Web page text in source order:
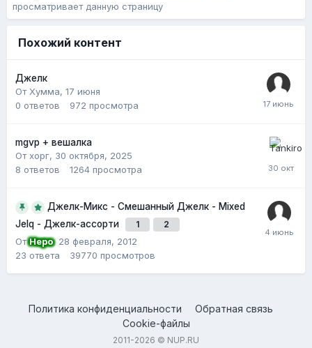
просматривает данную страницу
Похожий контент
Джелк
От Хумма, 17 июня
0 ответов 972 просмотра
mgvp + вешалка
От хорг, 30 октября, 2025
8 ответов 1264 просмотра
Джелк-Микс - Смешанный Джелк - Mixed
Jelq - Джелк-ассорти
1 2
ОтНеро, 28 февраля, 2012
23 ответа 39770 просмотров
Политика конфиденциальности
Обратная связь
Cookie-файлы
2011-2026 © NUP.RU